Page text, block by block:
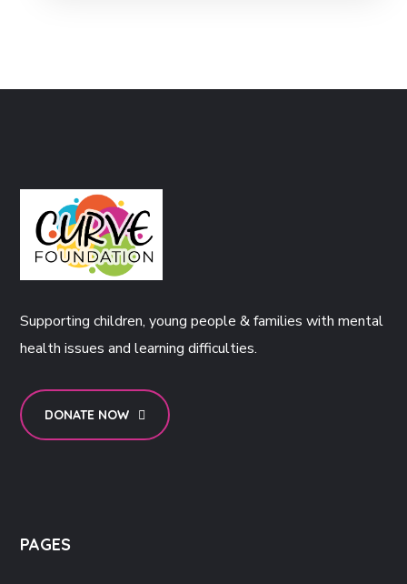
Supporting children, young people & families with mental
health issues and learning difficulties.
DONATE NOW
PAGES